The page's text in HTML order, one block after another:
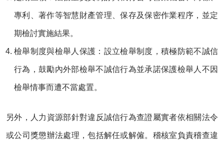
專利、著作等智慧財產管理、保存及保密作業程序，並定
期檢討實施結果。
檢舉制度與檢舉人保護： 設立檢舉制度，積極防範不誠信
行為，鼓勵內外部檢舉不誠信行為並承諾保護檢舉人不因
檢舉情事而遭不當處置。
另外，人力資源部針對違反誠信行為查證屬實者依相關法令
或公司獎懲辦法處理，包括解任或解僱。稽核室負責稽查違